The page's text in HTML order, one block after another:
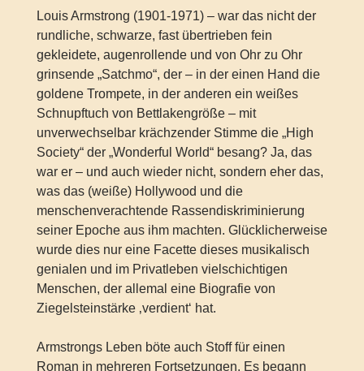
Louis Armstrong (1901-1971) – war das nicht der
rundliche, schwarze, fast übertrieben fein
gekleidete, augenrollende und von Ohr zu Ohr
grinsende „Satchmo“, der – in der einen Hand die
goldene Trompete, in der anderen ein weißes
Schnupftuch von Bettlakengröße – mit
unverwechselbar krächzender Stimme die „High
Society“ der „Wonderful World“ besang? Ja, das
war er – und auch wieder nicht, sondern eher das,
was das (weiße) Hollywood und die
menschenverachtende Rassendiskriminierung
seiner Epoche aus ihm machten. Glücklicherweise
wurde dies nur eine Facette dieses musikalisch
genialen und im Privatleben vielschichtigen
Menschen, der allemal eine Biografie von
Ziegelsteinstärke ‚verdient‘ hat.
Armstrongs Leben böte auch Stoff für einen
Roman in mehreren Fortsetzungen. Es begann